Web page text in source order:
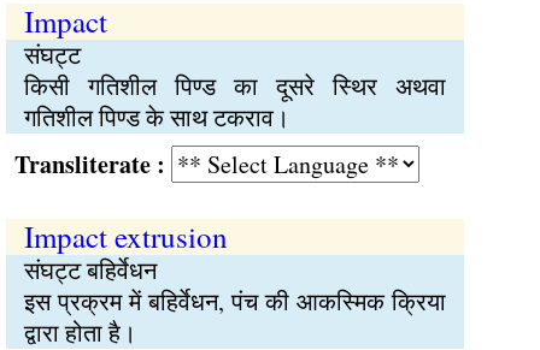
Impact
संघट्ट
किसी गतिशील पिण्ड का दूसरे स्थिर अथवा
गतिशील पिण्ड के साथ टकराव।
:
Impact extrusion
संघट्ट बहिर्वेधन
इस प्रक्रम में बहिर्वेधन, पंच की आकस्मिक क्रिया
द्वारा होता है।